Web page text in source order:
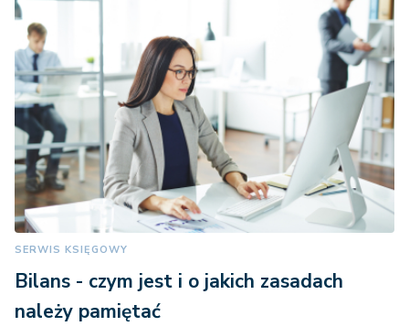
SERWIS KSIĘGOWY
Bilans - czym jest i o jakich zasadach
należy pamiętać